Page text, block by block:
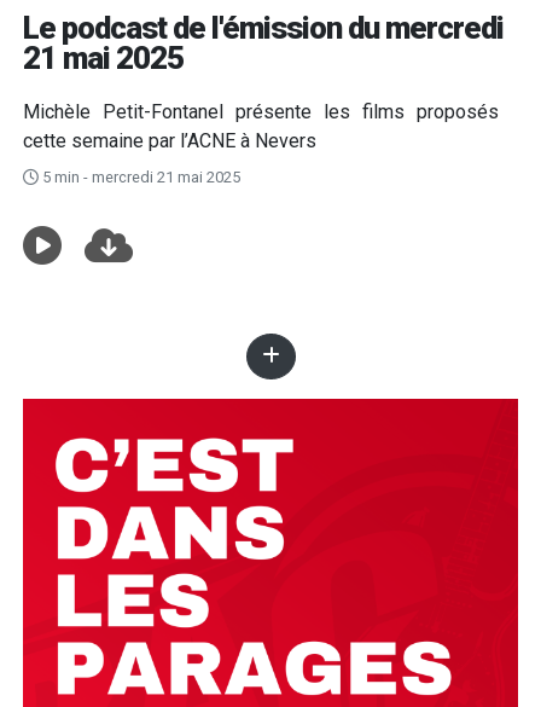
Le podcast de l'émission du mercredi
21 mai 2025
Michèle Petit-Fontanel présente les films proposés
cette semaine par l’ACNE à Nevers
5 min - mercredi 21 mai 2025